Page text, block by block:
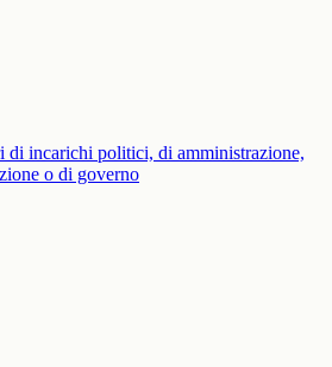
di incarichi politici, di amministrazione,
o di governo